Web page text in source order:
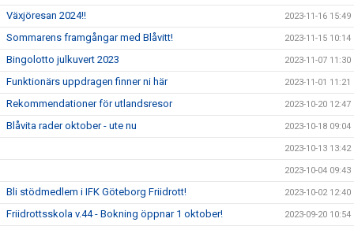
Växjöresan 2024!! 2023-11-16 15:49
Sommarens framgångar med Blåvitt! 2023-11-15 10:14
Bingolotto julkuvert 2023 2023-11-07 11:30
Funktionärs uppdragen finner ni här 2023-11-01 11:21
Rekommendationer för utlandsresor 2023-10-20 12:47
Blåvita rader oktober - ute nu 2023-10-18 09:04
2023-10-13 13:42
2023-10-04 09:43
Bli stödmedlem i IFK Göteborg Friidrott! 2023-10-02 12:40
Friidrottsskola v.44 - Bokning öppnar 1 oktober! 2023-09-20 10:54